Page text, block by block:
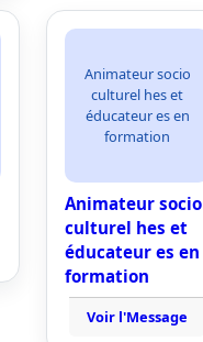
Animateur socio
culturel hes et
éducateur es en
formation
Animateur socio
culturel hes et
éducateur es en
formation
Voir l'Message